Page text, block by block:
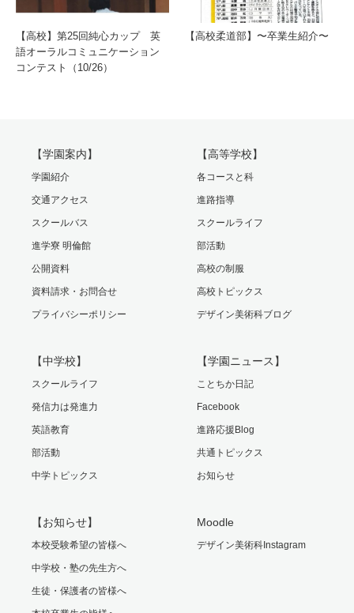
【高校】第25回純心カップ 英
語オーラルコミュニケーション
コンテスト（10/26）
【高校柔道部】〜卒業生紹介〜
【学園案内】
学園紹介
交通アクセス
スクールバス
進学寮 明倫館
公開資料
資料請求・お問合せ
プライバシーポリシー
【高等学校】
各コースと科
進路指導
スクールライフ
部活動
高校の制服
高校トピックス
デザイン美術科ブログ
【中学校】
スクールライフ
発信力は発進力
英語教育
部活動
中学トピックス
【学園ニュース】
ことちか日記
Facebook
進路応援Blog
共通トピックス
お知らせ
【お知らせ】
本校受験希望の皆様へ
中学校・塾の先生方へ
生徒・保護者の皆様へ
Moodle
デザイン美術科Instagram